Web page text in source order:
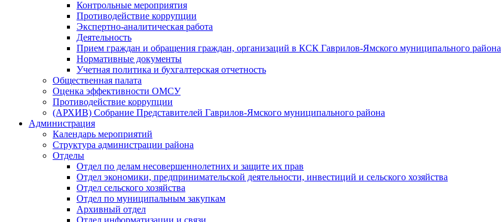
Контрольные мероприятия
Противодействие коррупции
Экспертно-аналитическая работа
Деятельность
Прием граждан и обращения граждан, организаций в КСК Гаврилов-Ямского муниципального района
Нормативные документы
Учетная политика и бухгалтерская отчетность
Общественная палата
Оценка эффективности ОМСУ
Противодействие коррупции
(АРХИВ) Собрание Представителей Гаврилов-Ямского муниципального района
Администрация
Календарь мероприятий
Структура администрации района
Отделы
Отдел по делам несовершеннолетних и защите их прав
Отдел экономики, предпринимательской деятельности, инвестиций и сельского хозяйства
Отдел сельского хозяйства
Отдел по муниципальным закупкам
Архивный отдел
Отдел информатизации и связи